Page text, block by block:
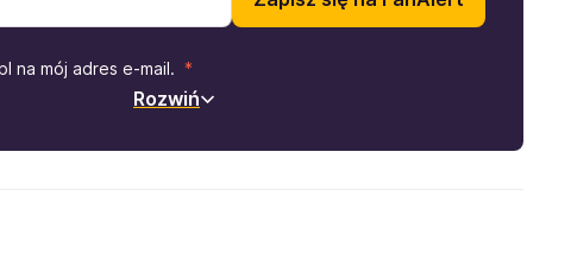
na mój adres e-mail.
Rozwiń